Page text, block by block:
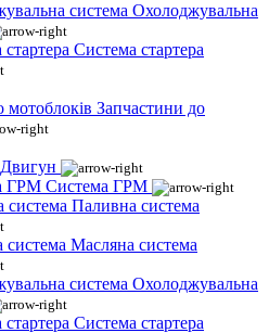
Охолоджувальна
Система стартера
Запчастини до
Двигун
Система ГРМ
Паливна система
Масляна система
Охолоджувальна
Система стартера